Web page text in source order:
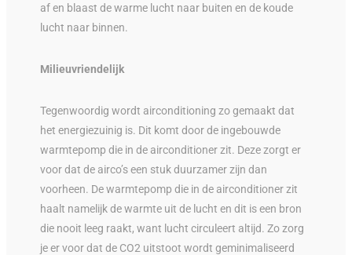
af en blaast de warme lucht naar buiten en de koude
lucht naar binnen.
Milieuvriendelijk
Tegenwoordig wordt airconditioning zo gemaakt dat
het energiezuinig is. Dit komt door de ingebouwde
warmtepomp die in de airconditioner zit. Deze zorgt er
voor dat de airco’s een stuk duurzamer zijn dan
voorheen. De warmtepomp die in de airconditioner zit
haalt namelijk de warmte uit de lucht en dit is een bron
die nooit leeg raakt, want lucht circuleert altijd. Zo zorg
je er voor dat de CO2 uitstoot wordt geminimaliseerd